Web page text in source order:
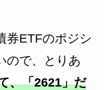
券ETFのポジシ
ので、とりあ
、「2621」だ